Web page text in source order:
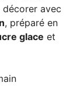
avec
, préparé en
glace et